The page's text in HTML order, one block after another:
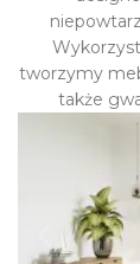
tworzymy
także